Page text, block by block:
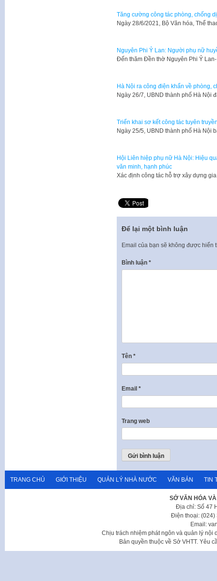
Tăng cường công tác phòng, chống
Ngày 28/6/2021, Bộ Văn hóa, Thể
Nguyên Phi Ỷ Lan: Người phụ nữ
Đến thăm Đền thờ Nguyên Phi Ỷ
Hà Nội ra công điện khẩn về phòng,
Ngày 26/7, UBND thành phố Hà Nội
Triển khai sơ kết công tác tuyên
Ngày 25/5, UBND thành phố Hà Nội
Hội Liên hiệp phụ nữ Hà Nội: Hiệu
văn minh, hạnh phúc
Xác định công tác hỗ trợ xây dựng
Để lại một bình luận
Email của bạn sẽ không được hiển
Bình luận *
Tên *
Email *
Trang web
TRANG CHỦ GIỚI THIỆU QUẢN LÝ NHÀ NƯỚC VĂN BẢN TIN
SỞ VĂN HÓA
Địa chỉ: Số 47
Điện thoại: (024)
Email:
Chịu trách nhiệm phát ngôn và quản lý nội
Bản quyền thuộc về Sở VHTT. Yêu